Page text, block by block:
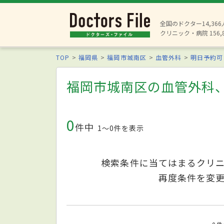
全国のドクター14,366
クリニック・病院
TOP 福岡県 福岡市城南区 血管外科 明日予約可
福岡市城南区の血管外科
0件中 1〜0件を表示
検索条件に当てはまるクリ
再度条件を変